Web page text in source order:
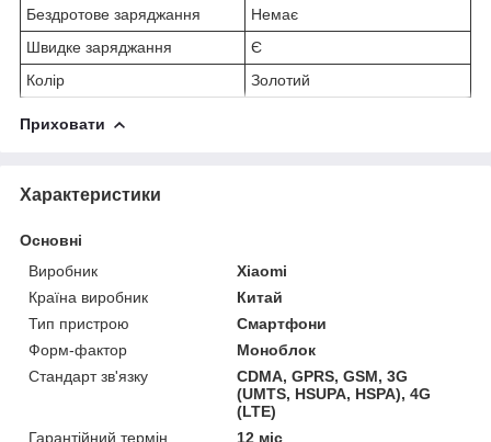
Бездротове заряджання
Немає
Швидке заряджання
Є
Колір
Золотий
Приховати
Характеристики
Основні
Виробник
Xiaomi
Країна виробник
Китай
Тип пристрою
Смартфони
Форм-фактор
Моноблок
Стандарт зв'язку
CDMA, GPRS, GSM, 3G
(UMTS, HSUPA, HSPA), 4G
(LTE)
Гарантійний термін
12 міс